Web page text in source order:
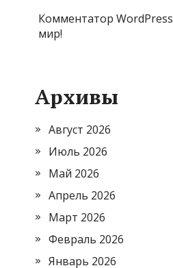
Комментатор WordPress
мир!
Архивы
Август 2026
Июль 2026
Май 2026
Апрель 2026
Март 2026
Февраль 2026
Январь 2026